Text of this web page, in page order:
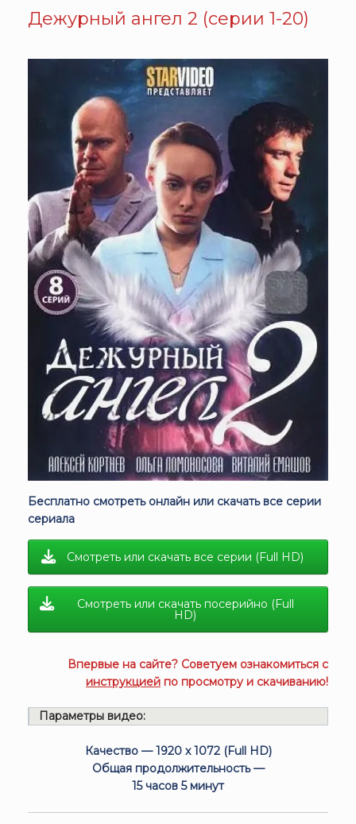
Дежурный ангел 2 (серии 1-20)
Бесплатно смотреть онлайн или скачать все серии
сериала
Смотреть или скачать все серии (Full HD)
Смотреть или скачать посерийно (Full
HD)
Впервые на сайте? Советуем ознакомиться с
инструкцией по просмотру и скачиванию!
Параметры видео:
Качество — 1920 x 1072 (Full HD)
Общая продолжительность —
15 часов 5 минут